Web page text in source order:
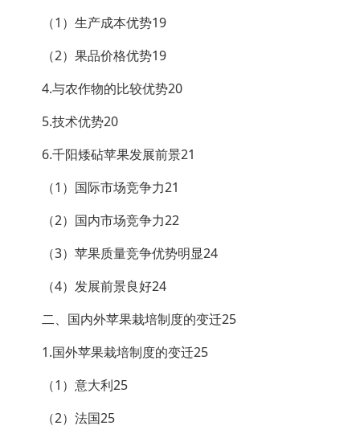
（1）生产成本优势19
（2）果品价格优势19
4.与农作物的比较优势20
5.技术优势20
6.千阳矮砧苹果发展前景21
（1）国际市场竞争力21
（2）国内市场竞争力22
（3）苹果质量竞争优势明显24
（4）发展前景良好24
二、国内外苹果栽培制度的变迁25
1.国外苹果栽培制度的变迁25
（1）意大利25
（2）法国25